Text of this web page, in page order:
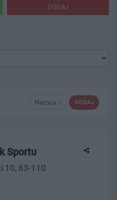
DODAJ
DODAJ
Nazwa ↑
Sportu
10, 83-110